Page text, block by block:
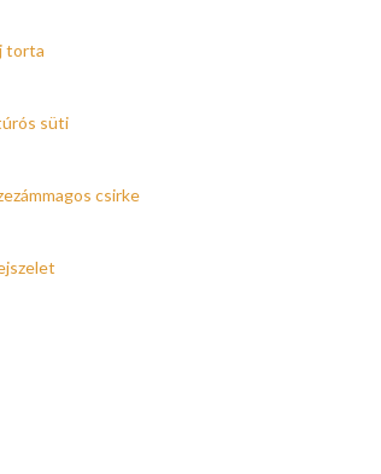
torta
süti
csirke